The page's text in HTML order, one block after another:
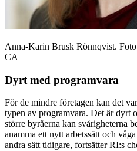
Anna-Karin Brusk Rönnqvist.
CA
Dyrt med programvara
För de mindre företagen kan det
typen av programvara. Det är dyrt
större byråerna kan svårigheterna
anamma ett nytt arbetssätt och
andra sätt tidigare, fortsätter RI:s